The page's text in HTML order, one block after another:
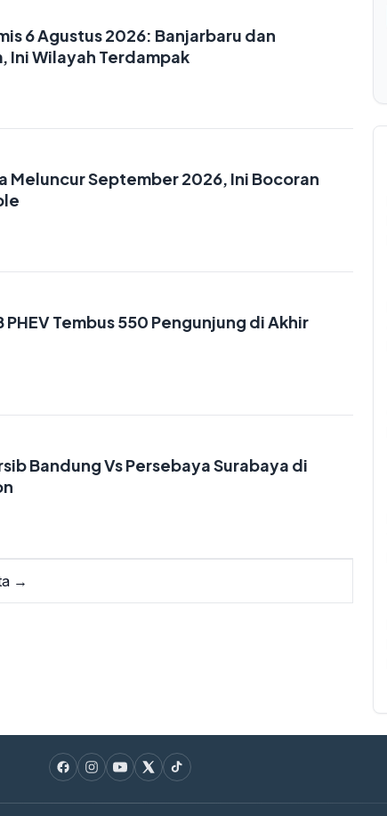
6 Agustus 2026: Banjarbaru dan
Ini Wilayah Terdampak
Meluncur September 2026, Ini Bocoran
PHEV Tembus 550 Pengunjung di Akhir
Bandung Vs Persebaya Surabaya di
→